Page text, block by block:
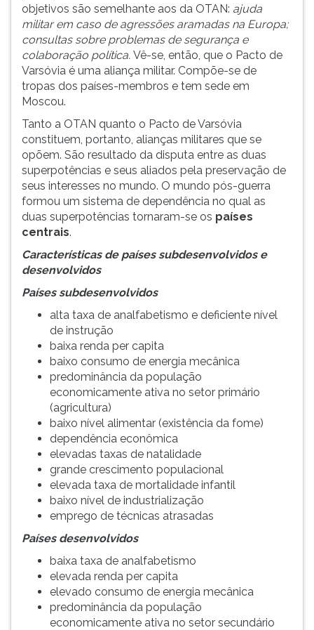
objetivos são semelhante aos da OTAN: ajuda
militar em caso de agressões aramadas na Europa;
consultas sobre problemas de segurança e
colaboração política. Vê-se, então, que o Pacto de
Varsóvia é uma aliança militar. Compõe-se de
tropas dos países-membros e tem sede em
Moscou.
Tanto a OTAN quanto o Pacto de Varsóvia
constituem, portanto, alianças militares que se
opõem. São resultado da disputa entre as duas
superpotências e seus aliados pela preservação de
seus interesses no mundo. O mundo pós-guerra
formou um sistema de dependência no qual as
duas superpotências tornaram-se os países
centrais.
Características de países subdesenvolvidos e
desenvolvidos
Países subdesenvolvidos
alta taxa de analfabetismo e deficiente nível
de instrução
baixa renda per capita
baixo consumo de energia mecânica
predominância da população
economicamente ativa no setor primário
(agricultura)
baixo nível alimentar (existência da fome)
dependência econômica
elevadas taxas de natalidade
grande crescimento populacional
elevada taxa de mortalidade infantil
baixo nível de industrialização
emprego de técnicas atrasadas
Países desenvolvidos
baixa taxa de analfabetismo
elevada renda per capita
elevado consumo de energia mecânica
predominância da população
economicamente ativa no setor secundário